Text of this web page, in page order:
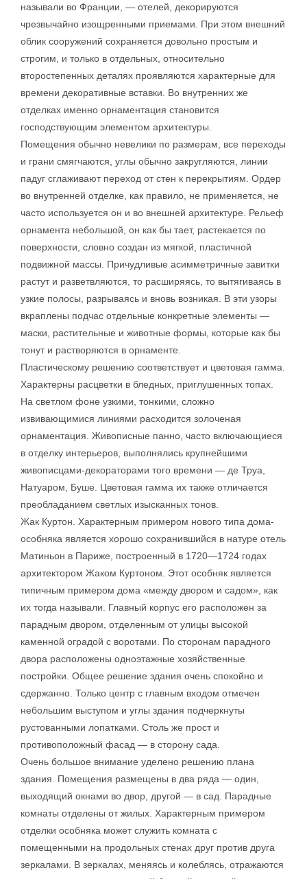
называли во Франции, — отелей, декорируются
чрезвычайно изощренными приемами. При этом внешний
облик сооружений сохраняется довольно простым и
строгим, и только в отдельных, относительно
второстепенных деталях проявляются характерные для
времени декоративные вставки. Во внутренних же
отделках именно орнаментация становится
господствующим элементом архитектуры.
Помещения обычно невелики по размерам, все переходы
и грани смягчаются, углы обычно закругляются, линии
падуг сглаживают переход от стен к перекрытиям. Ордер
во внутренней отделке, как правило, не применяется, не
часто используется он и во внешней архитектуре. Рельеф
орнамента небольшой, он как бы тает, растекается по
поверхности, словно создан из мягкой, пластичной
подвижной массы. Причудливые асимметричные завитки
растут и разветвляются, то расширяясь, то вытягиваясь в
узкие полосы, разрываясь и вновь возникая. В эти узоры
вкраплены подчас отдельные конкретные элементы —
маски, растительные и животные формы, которые как бы
тонут и растворяются в орнаменте.
Пластическому решению соответствует и цветовая гамма.
Характерны расцветки в бледных, приглушенных топах.
На светлом фоне узкими, тонкими, сложно
извивающимися линиями расходится золоченая
орнаментация. Живописные панно, часто включающиеся
в отделку интерьеров, выполнялись крупнейшими
живописцами-декораторами того времени — де Труа,
Натуаром, Буше. Цветовая гамма их также отличается
преобладанием светлых изысканных тонов.
Жак Куртон. Характерным примером нового типа дома-
особняка является хорошо сохранившийся в натуре отель
Матиньон в Париже, построенный в 1720—1724 годах
архитектором Жаком Куртоном. Этот особняк является
типичным примером дома «между двором и садом», как
их тогда называли. Главный корпус его расположен за
парадным двором, отделенным от улицы высокой
каменной оградой с воротами. По сторонам парадного
двора расположены одноэтажные хозяйственные
постройки. Общее решение здания очень спокойно и
сдержанно. Только центр с главным входом отмечен
небольшим выступом и углы здания подчеркнуты
рустованными лопатками. Столь же прост и
противоположный фасад — в сторону сада.
Очень большое внимание уделено решению плана
здания. Помещения размещены в два ряда — один,
выходящий окнами во двор, другой — в сад. Парадные
комнаты отделены от жилых. Характерным примером
отделки особняка может служить комната с
помещенными на продольных стенах друг против друга
зеркалами. В зеркалах, меняясь и колеблясь, отражаются